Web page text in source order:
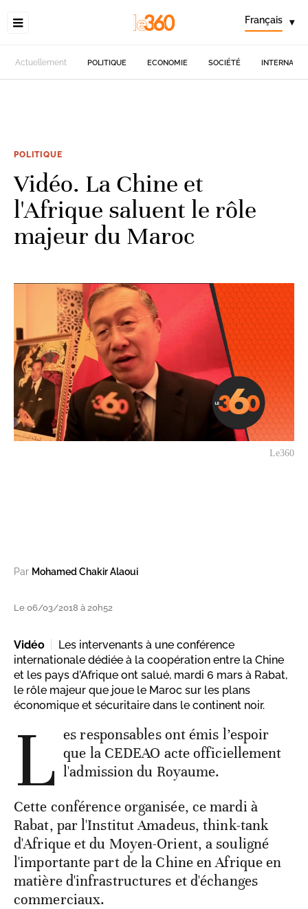
Français ▾
Actuellement POLITIQUE ECONOMIE SOCIÉTÉ
POLITIQUE
Vidéo. La Chine et
l'Afrique saluent le rôle
majeur du Maroc
Le360
Par Mohamed Chakir Alaoui
Le 06/03/2018 à 20h52
Vidéo
Les intervenants à une conférence
internationale dédiée à la coopération entre la Chine
et les pays d'Afrique ont salué, mardi 6 mars à Rabat,
le rôle majeur que joue le Maroc sur les plans
économique et sécuritaire dans le continent noir.
L es responsables ont émis l’espoir
que la CEDEAO acte officiellement
l'admission du Royaume.
Cette conférence organisée, ce mardi à
Rabat, par l'Institut Amadeus, think-tank
d'Afrique et du Moyen-Orient, a souligné
l'importante part de la Chine en Afrique en
matière d'infrastructures et d'échanges
commerciaux.